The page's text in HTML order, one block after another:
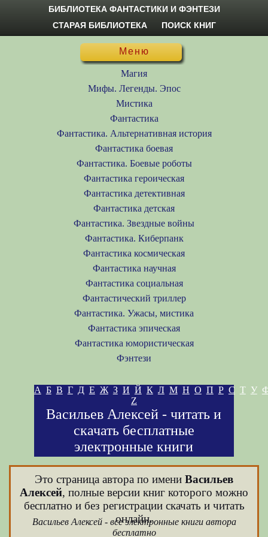
БИБЛИОТЕКА ФАНТАСТИКИ И ФЭНТЕЗИ
СТАРАЯ БИБЛИОТЕКА
ПОИСК КНИГ
Меню
Магия
Мифы. Легенды. Эпос
Мистика
Фантастика
Фантастика. Альтернативная история
Фантастика боевая
Фантастика. Боевые роботы
Фантастика героическая
Фантастика детективная
Фантастика детская
Фантастика. Звездные войны
Фантастика. Киберпанк
Фантастика космическая
Фантастика научная
Фантастика социальная
Фантастический триллер
Фантастика. Ужасы, мистика
Фантастика эпическая
Фантастика юмористическая
Фэнтези
А Б В Г Д Е Ж З И Й К Л М Н О П Р С Т У
Z
Васильев Алексей - читать и
скачать бесплатные
электронные книги
Это страница автора по имени Васильев
Алексей, полные версии книг которого можно
бесплатно и без регистрации скачать и читать
онлайн.
Васильев Алексей - все электронные книги автора
бесплатно